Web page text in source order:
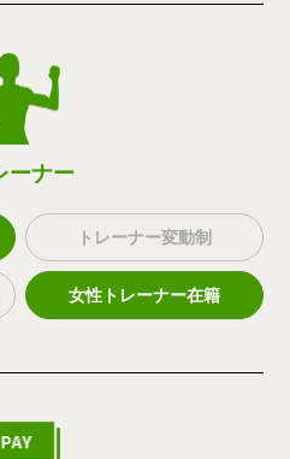
ーナー
トレーナー変動制
女性トレーナー在籍